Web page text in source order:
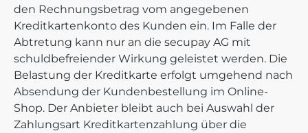
den Rechnungsbetrag vom angegebenen
Kreditkartenkonto des Kunden ein. Im Falle der
Abtretung kann nur an die secupay AG mit
schuldbefreiender Wirkung geleistet werden. Die
Belastung der Kreditkarte erfolgt umgehend nach
Absendung der Kundenbestellung im Online-
Shop. Der Anbieter bleibt auch bei Auswahl der
Zahlungsart Kreditkartenzahlung über die